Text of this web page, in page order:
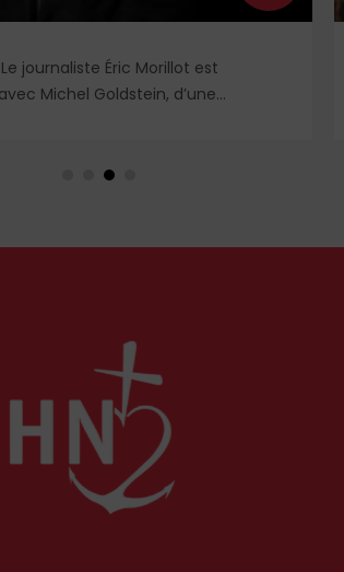
journaliste Éric Morillot est
Michel Goldstein, d’une
wokisme. Il propose des pistes pour